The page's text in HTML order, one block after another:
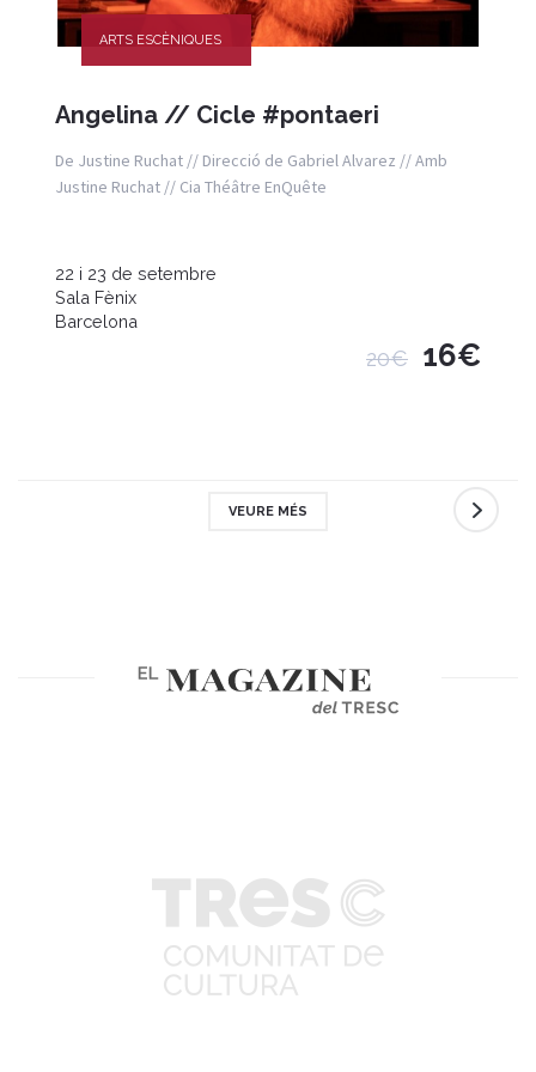
ARTS ESCÈNIQUES
Angelina // Cicle #pontaeri
De Justine Ruchat // Direcció de Gabriel Alvarez // Amb
Justine Ruchat // Cia Théâtre EnQuête
22 i 23 de setembre
Sala Fènix
Barcelona
20€ 16€
VEURE MÉS